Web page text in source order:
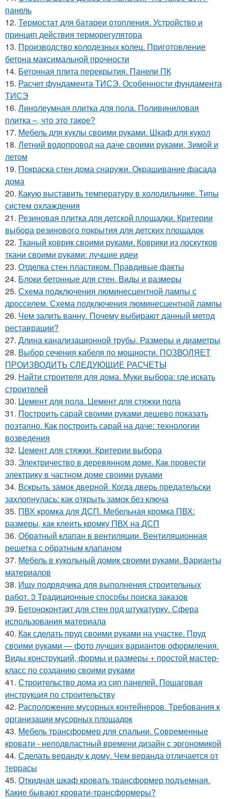
панель
12. Термостат для батареи отопления. Устройство и
принцип действия терморегулятора
13. Производство колодезных колец. Приготовление
бетона максимальной прочности
14. Бетонная плита перекрытия. Панели ПК
15. Расчет фундамента ТИСЭ. Особенности фундамента
ТИСЭ
16. Линолеумная плитка для пола. Поливиниловая
плитка –, что это такое?
17. Мебель для куклы своими руками. Шкаф для кукол
18. Летний водопровод на даче своими руками. Зимой и
летом
19. Покраска стен дома снаружи. Окрашивание фасада
дома
20. Какую выставить температуру в холодильнике. Типы
систем охлаждения
21. Резиновая плитка для детской площадки. Критерии
выбора резинового покрытия для детских площадок
22. Тканый коврик своими руками. Коврики из лоскутков
ткани своими руками: лучшие идеи
23. Отделка стен пластиком. Правдивые факты
24. Блоки бетонные для стен. Виды и размеры
25. Схема подключения люминесцентной лампы с
дросселем. Схема подключения люминесцентной лампы
26. Чем залить ванну. Почему выбирают данный метод
реставрации?
27. Длина канализационной трубы. Размеры и диаметры
28. Выбор сечения кабеля по мощности. ПОЗВОЛЯЕТ
ПРОИЗВОДИТЬ СЛЕДУЮЩИЕ РАСЧЕТЫ
29. Найти строителя для дома. Муки выбора: где искать
строителей
30. Цемент для пола. Цемент для стяжки пола
31. Построить сарай своими руками дешево показать
поэтапно. Как построить сарай на даче: технологии
возведения
32. Цемент для стяжки. Критерии выбора
33. Электричество в деревянном доме. Как провести
электрику в частном доме своими руками
34. Вскрыть замок дверной. Когда дверь предательски
захлопнулась: как открыть замок без ключа
35. ПВХ кромка для ДСП. Мебельная кромка ПВХ:
размеры, как клеить кромку ПВХ на ДСП
36. Обратный клапан в вентиляции. Вентиляционная
решетка с обратным клапаном
37. Мебель в кукольный домик своими руками. Варианты
материалов
38. Ищу подрядчика для выполнения строительных
работ. 3 Традиционные способы поиска заказов
39. Бетоноконтакт для стен под штукатурку. Сфера
использования материала
40. Как сделать пруд своими руками на участке. Пруд
своими руками — фото лучших вариантов оформления.
Виды конструкций, формы и размеры + простой мастер-
класс по созданию своими руками
41. Строительство дома из сип панелей. Пошаговая
инструкция по строительству
42. Расположение мусорных контейнеров. Требования к
организации мусорных площадок
43. Мебель трансформер для спальни. Современные
кровати - неподвластный времени дизайн с эргономикой
44. Сделать веранду к дому. Чем веранда отличается от
террасы
45. Откидная шкаф кровать трансформер подъемная.
Какие бывают кровати-трансформеры?